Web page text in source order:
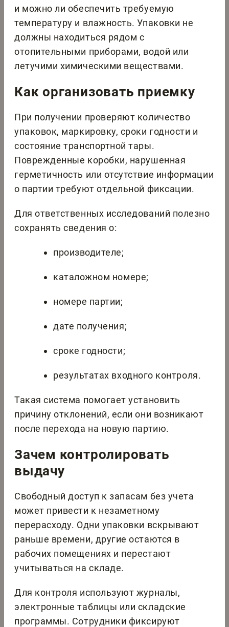
и можно ли обеспечить требуемую
температуру и влажность. Упаковки не
должны находиться рядом с
отопительными приборами, водой или
летучими химическими веществами.
Как организовать приемку
При получении проверяют количество
упаковок, маркировку, сроки годности и
состояние транспортной тары.
Поврежденные коробки, нарушенная
герметичность или отсутствие информации
о партии требуют отдельной фиксации.
Для ответственных исследований полезно
сохранять сведения о:
производителе;
каталожном номере;
номере партии;
дате получения;
сроке годности;
результатах входного контроля.
Такая система помогает установить
причину отклонений, если они возникают
после перехода на новую партию.
Зачем контролировать
выдачу
Свободный доступ к запасам без учета
может привести к незаметному
перерасходу. Одни упаковки вскрывают
раньше времени, другие остаются в
рабочих помещениях и перестают
учитываться на складе.
Для контроля используют журналы,
электронные таблицы или складские
программы. Сотрудники фиксируют